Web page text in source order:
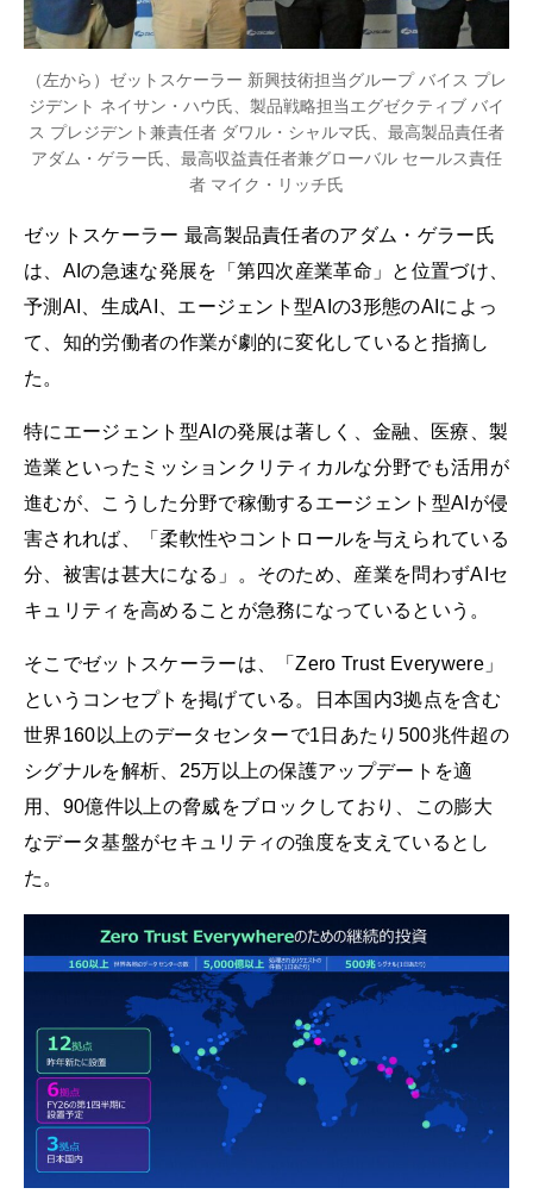
（左から）ゼットスケーラー 新興技術担当グループ バイス プレ
ジデント ネイサン・ハウ氏、製品戦略担当エグゼクティブ バイ
ス プレジデント兼責任者 ダワル・シャルマ氏、最高製品責任者
アダム・ゲラー氏、最高収益責任者兼グローバル セールス責任
者 マイク・リッチ氏
ゼットスケーラー 最高製品責任者のアダム・ゲラー氏
は、AIの急速な発展を「第四次産業革命」と位置づけ、
予測AI、生成AI、エージェント型AIの3形態のAIによっ
て、知的労働者の作業が劇的に変化していると指摘し
た。
特にエージェント型AIの発展は著しく、金融、医療、製
造業といったミッションクリティカルな分野でも活用が
進むが、こうした分野で稼働するエージェント型AIが侵
害されれば、「柔軟性やコントロールを与えられている
分、被害は甚大になる」。そのため、産業を問わずAIセ
キュリティを高めることが急務になっているという。
そこでゼットスケーラーは、「Zero Trust Everywere」
というコンセプトを掲げている。日本国内3拠点を含む
世界160以上のデータセンターで1日あたり500兆件超の
シグナルを解析、25万以上の保護アップデートを適
用、90億件以上の脅威をブロックしており、この膨大
なデータ基盤がセキュリティの強度を支えているとし
た。